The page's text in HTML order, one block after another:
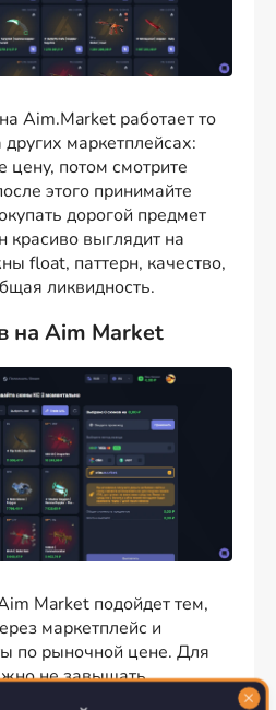
Aim.Market работает то
маркетплейсах:
цену, потом смотрите
этого принимайте
дорогой предмет
красиво выглядит на
float, паттерн, качество,
ликвидность.
на Aim Market
Market подойдет тем,
маркетплейс и
по рыночной цене. Для
не завышать